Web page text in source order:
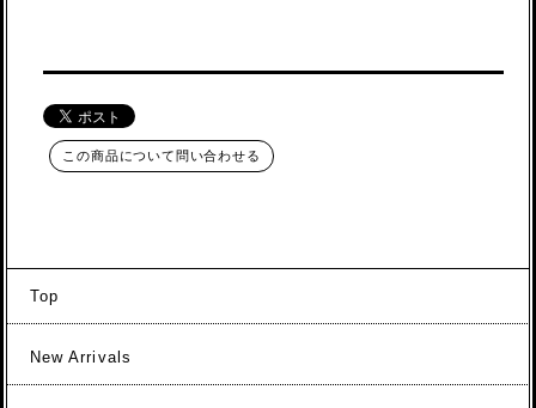
この商品について問い合わせる
Top
New Arrivals